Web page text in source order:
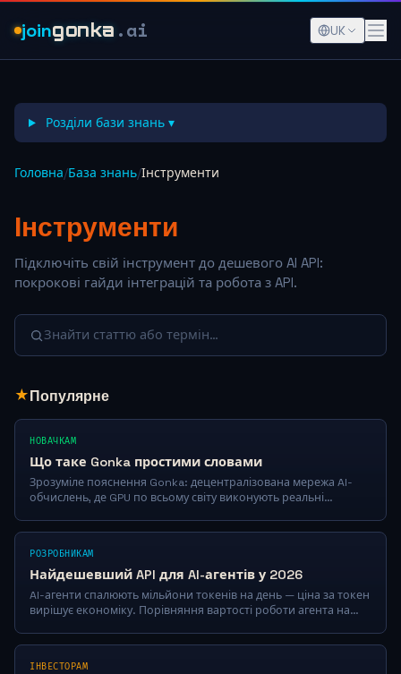
joingonka .ai UK
Розділи бази знань ▾
Головна/База знань/Інструменти
Інструменти
Підключіть свій інструмент до дешевого AI API:
покрокові гайди інтеграцій та робота з API.
Знайти статтю або термін…
★Популярне
НОВАЧКАМ
Що таке Gonka простими словами
Зрозуміле пояснення Gonka: децентралізована мережа AI-
обчислень, де GPU по всьому світу виконують реальні
РОЗРОБНИКАМ
Найдешевший API для AI-агентів у 2026
AI-агенти спалюють мільйони токенів на день — ціна за токен
вирішує економіку. Порівняння вартості роботи агента на
ІНВЕСТОРАМ